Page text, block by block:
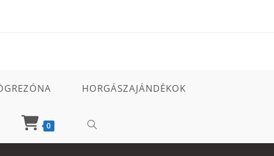
HORGÁSZAJÁNDÉKOK
0 TOGGLE